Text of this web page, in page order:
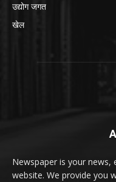
उद्योग जगत
खेल
Newspaper is your
website. We provide you